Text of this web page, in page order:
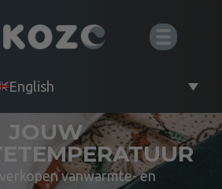
English
JOUW
vanwarmte- en